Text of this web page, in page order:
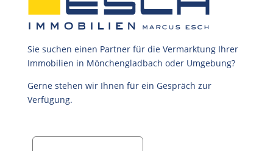
Sie suchen einen Partner für die Vermarktung Ihrer
Immobilien in Mönchengladbach oder Umgebung?
Gerne stehen wir Ihnen für ein Gespräch zur
Verfügung.